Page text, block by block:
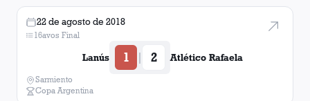
22 de agosto de 2018
16avos Final
Lanús 1 | 2 Atlético Rafaela
Sarmiento
Copa Argentina